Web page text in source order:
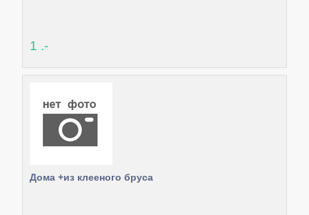
1 .-
Дома +из клееного бруса